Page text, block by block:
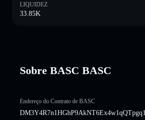
LIQUIDEZ
33.85K
Sobre BASC BASC
Endereço do Contrato de BASC